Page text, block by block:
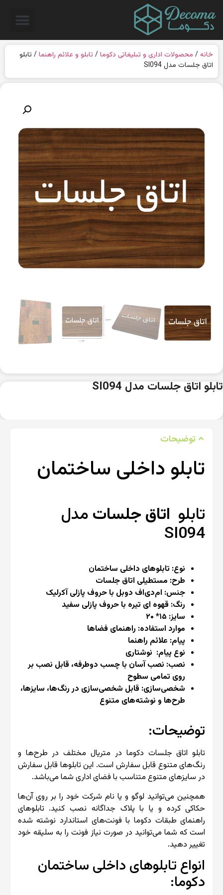
خانه / محصولات اداری و تبلیغاتی دکوما/ تابلو و علائم راهنما/ تابلو
اتاق جلسات مدل SI094
تابلو اتاق جلسات مدل SI094
توضیحات
تابلو داخلی ساختمان
تابلو اتاق جلسات مدل
SI094
نوع: تابلوهای داخلی ساختمان
طرح: مستطیلی اتاق جلسات
جنس: ام‌دی‌اف دوبل با حروف پازلی آکرلیک
رنگ: قهوه ای تیره با حروف پازلی سفید
سایز: ۱۵* ۲۰
موارد استفاده: راهنمای فضاها
پیام: علائم راهنما
نوع پیام: نوشتاری
نصب: نصب آسان با چسب دو‌طرفه، قابل نصب بر
روی تمامی سطوح
شخصی‌سازی: قابل شخصی‌سازی در رنگ‌ها، سایزها،
طرح‌ها و نوشته‌های متنوع
توضیحات:
تابلو اتاق جلسات دکوما در متریال مختلف در طرح‌ها و
رنگ‌های متنوع قابل سفارش است. این تابلوها قابل سفارش
در سایزهای متنوع متناسب با فضای اداری شما می‌باشد.
همچنین می‌توانید لوگو و یا نام شرکت خود را بر روی آن‌ها
حکاکی کرده و یا با پلاک جداگانه نصب کنید. تابلوهای
راهنمای طبقات دکوما با فونت‌های استاندارد نوشته شده
است که شما می‌توانید در صورت نیاز فونت را به سلیقه خود
تغییر دهید.
انواع تابلوهای داخلی ساختمان
دکوما: